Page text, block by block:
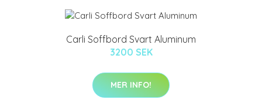
Carli Soffbord Svart Aluminum
3200 SEK
MER INFO!